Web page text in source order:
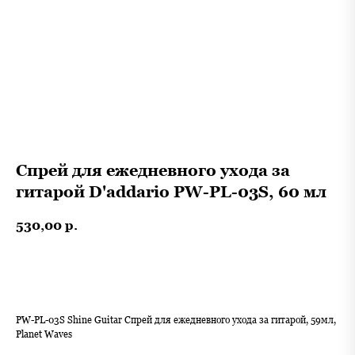
Спрей для ежедневного ухода за
гитарой D'addario PW-PL-03S, 60 мл
530,00 р.
PW-PL-03S Shine Guitar Спрей для ежедневного ухода за гитарой, 59мл,
Planet Waves